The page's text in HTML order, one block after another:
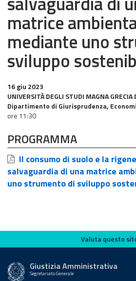
matrice
mediante uno
sviluppo
16 giu 2023
UNIVERSITÀ DEGLI STUDI MAGNA
Dipartimento di Giurisprudenza,
ore 11:30
PROGRAMMA
Il consumo di suolo e la
salvaguardia di una matrice
uno strumento di sviluppo
Valuta questo sito
Valuta questo
Giustizia Amministrativa
Segretariato Generale